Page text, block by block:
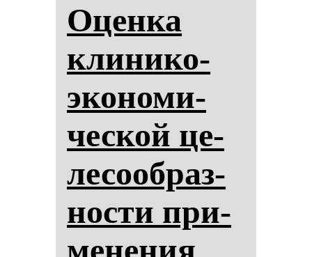
Оцен­ка
кли­ни­ко-
эко­но­ми­
чес­кой це­
ле­со­об­раз­
нос­ти при­
ме­не­ния